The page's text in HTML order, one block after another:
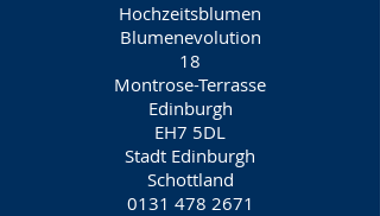
Hochzeitsblumen
Blumenevolution
18
Montrose-Terrasse
Edinburgh
EH7 5DL
Stadt Edinburgh
Schottland
0131 478 2671